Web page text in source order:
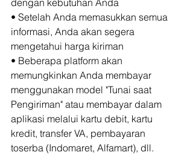
• Setelah Anda memasukkan semua
informasi, Anda akan segera
mengetahui harga kiriman
• Beberapa platform akan
memungkinkan Anda membayar
menggunakan model "Tunai saat
Pengiriman" atau membayar dalam
aplikasi melalui kartu debit, kartu
kredit, transfer VA, pembayaran
toserba (Indomaret, Alfamart), dll.